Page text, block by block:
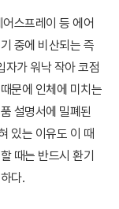
스프레이 등 에어
중에 비산되는 즉
자가 워낙 작아 코점
문에 인체에 미치는
설명서에 밀폐된
있는 이유도 이 때
때는 반드시 환기
다.